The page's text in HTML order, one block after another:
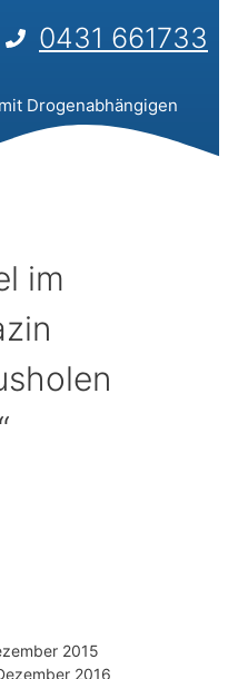
0431 661733
Drogenabhängigen
im
2015
2016